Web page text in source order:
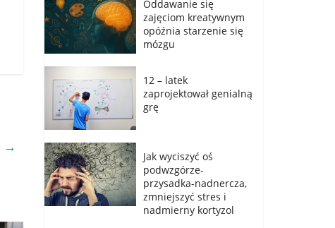
→
Oddawanie się
zajęciom kreatywnym
opóźnia starzenie się
mózgu
12 – latek
zaprojektował genialną
grę
Jak wyciszyć oś
podwzgórze-
przysadka-nadnercza,
zmniejszyć stres i
nadmierny kortyzol